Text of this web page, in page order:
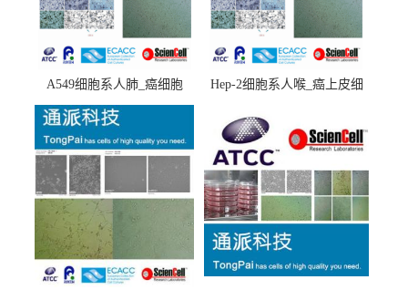
A549细胞系人肺_癌细胞
(A549细胞)
Hep-2细胞系人喉_癌上皮细